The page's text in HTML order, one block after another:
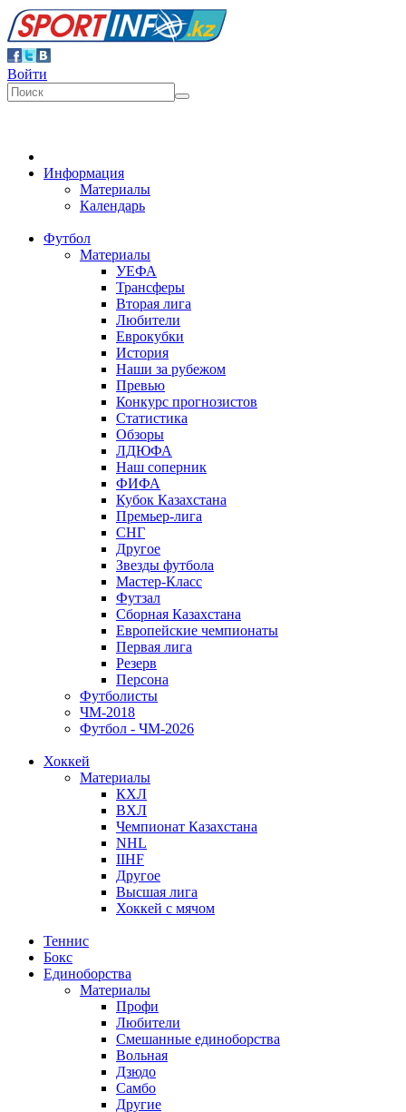
Войти
Информация
Материалы
Календарь
Футбол
Материалы
УЕФА
Трансферы
Вторая лига
Любители
Еврокубки
История
Наши за рубежом
Превью
Конкурс прогнозистов
Статистика
Обзоры
ЛДЮФА
Наш соперник
ФИФА
Кубок Казахстана
Премьер-лига
СНГ
Другое
Звезды футбола
Мастер-Класс
Футзал
Сборная Казахстана
Европейские чемпионаты
Первая лига
Резерв
Персона
Футболисты
ЧМ-2018
Футбол - ЧМ-2026
Хоккей
Материалы
КХЛ
ВХЛ
Чемпионат Казахстана
NHL
IIHF
Другое
Высшая лига
Хоккей с мячом
Теннис
Бокс
Единоборства
Материалы
Профи
Любители
Смешанные единоборства
Вольная
Дзюдо
Самбо
Другие